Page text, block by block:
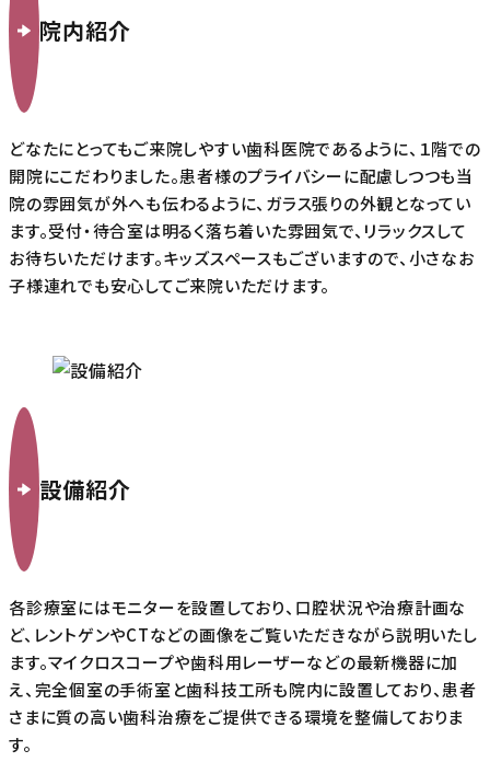
院内紹介
どなたにとってもご来院しやすい歯科医院であるように、１階での
開院にこだわりました。患者様のプライバシーに配慮しつつも当
院の雰囲気が外へも伝わるように、ガラス張りの外観となってい
ます。受付・待合室は明るく落ち着いた雰囲気で、リラックスして
お待ちいただけます。キッズスペースもございますので、小さなお
子様連れでも安心してご来院いただけます。
設備紹介
各診療室にはモニターを設置しており、口腔状況や治療計画な
ど、レントゲンやCTなどの画像をご覧いただきながら説明いたし
ます。マイクロスコープや歯科用レーザーなどの最新機器に加
え、完全個室の手術室と歯科技工所も院内に設置しており、患者
さまに質の高い歯科治療をご提供できる環境を整備しておりま
す。